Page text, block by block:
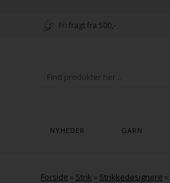
Fri fragt fra 500,-
NYHEDER GARN
Forside » Strik » Strikkedesignere »